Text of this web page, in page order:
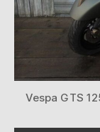
Vespa GTS